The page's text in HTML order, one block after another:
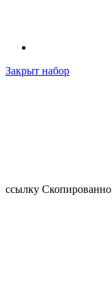
Закрыт набор
ссылку Скопированно